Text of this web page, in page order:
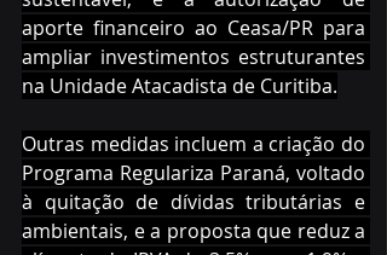
aporte financeiro ao Ceasa/PR para
ampliar investimentos estruturantes
na Unidade Atacadista de Curitiba.
Outras medidas incluem a criação do
Programa Regulariza Paraná, voltado
à quitação de dívidas tributárias e
ambientais, e a proposta que reduz a